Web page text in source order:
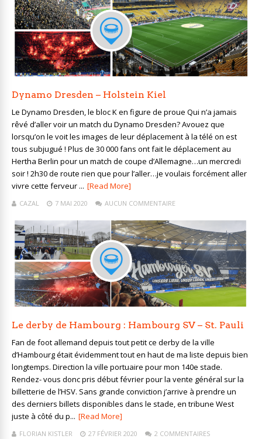
Dynamo Dresden – Holstein Kiel
Le Dynamo Dresden, le bloc K en figure de proue Qui n’a jamais
rêvé d’aller voir un match du Dynamo Dresden? Avouez que
lorsqu’on le voit les images de leur déplacement à la télé on est
tous subjugué ! Plus de 30 000 fans ont fait le déplacement au
Hertha Berlin pour un match de coupe d’Allemagne…un mercredi
soir ! 2h30 de route rien que pour l’aller…je voulais forcément aller
vivre cette ferveur ... [Read More]
CAZAL 7 MAI 2020 AUCUN COMMENTAIRE
Le derby de Hambourg : Hambourg SV – St. Pauli
Fan de foot allemand depuis tout petit ce derby de la ville
d’Hambourg était évidemment tout en haut de ma liste depuis bien
longtemps. Direction la ville portuaire pour mon 140e stade.
Rendez- vous donc pris début février pour la vente général sur la
billetterie de l’HSV. Sans grande conviction j’arrive à prendre un
des derniers billets disponibles dans le stade, en tribune West
juste à côté du p... [Read More]
FLORIAN KISTLER 27 FÉVRIER 2020 2 COMMENTAIRES